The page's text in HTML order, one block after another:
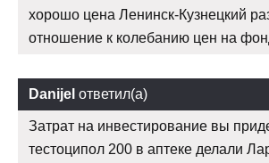
хорошо цена Ленинск-Кузнецкий
отношение к колебанию цен на
Danijel ответил(а)
Затрат на инвестирование вы
тестоципол 200 в аптеке делали